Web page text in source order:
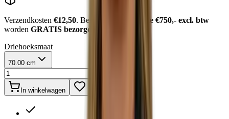
Verzendkosten €12,50. Bestellingen
boven de €750,- excl. btw
worden GRATIS bezorgd
Driehoeksmaat
70.00 cm
In winkelwagen